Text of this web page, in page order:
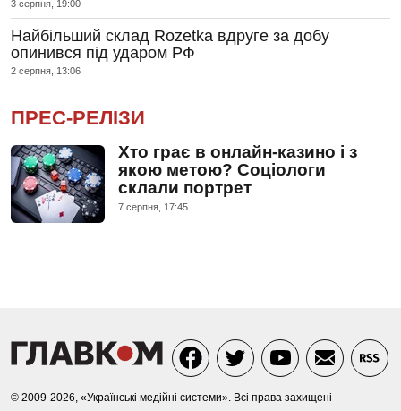
3 серпня, 19:00
Найбільший склад Rozetka вдруге за добу
опинився під ударом РФ
2 серпня, 13:06
ПРЕС-РЕЛІЗИ
Хто грає в онлайн-казино і з
якою метою? Соціологи
склали портрет
7 серпня, 17:45
© 2009-2026, «Українські медійні системи». Всі права захищені